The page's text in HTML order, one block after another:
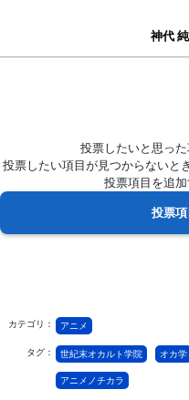
神代
投票したいと思っ
投票したい項目が見つからないと
投票項目を追加
カテゴリ： アニメ
タグ： 世紀末オカルト学院 オカ学
アニメノチカラ